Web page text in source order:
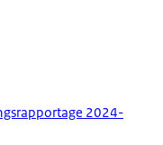
2024-